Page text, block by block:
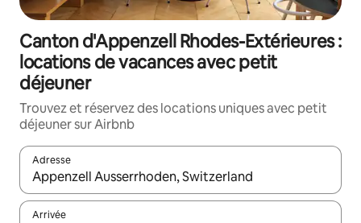
Canton d'Appenzell Rhodes-Extérieures :
locations de vacances avec petit
déjeuner
Trouvez et réservez des locations uniques avec petit
déjeuner sur Airbnb
Adresse
Lorsque les résultats s'affichent, utilisez les flèches vers le
Arrivée